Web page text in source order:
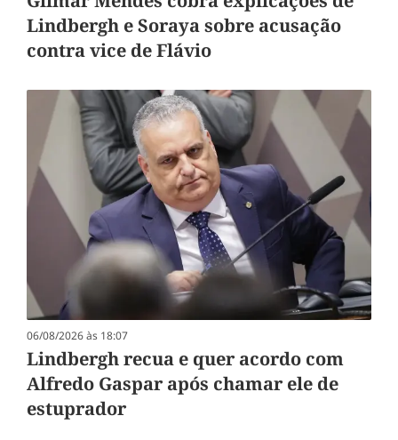
Lindbergh e Soraya sobre acusação
contra vice de Flávio
06/08/2026 às 18:07
Lindbergh recua e quer acordo com
Alfredo Gaspar após chamar ele de
estuprador